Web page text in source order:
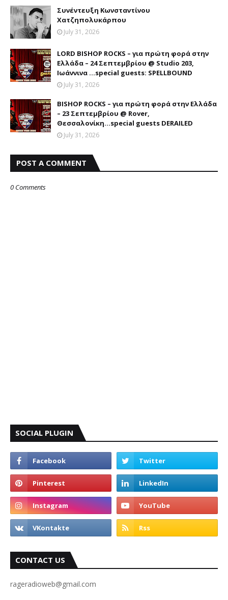
Συνέντευξη Κωνσταντίνου
Χατζηπολυκάρπου
July 31, 2026
LORD BISHOP ROCKS – για πρώτη φορά στην
Ελλάδα – 24 Σεπτεμβρίου @ Studio 203,
Ιωάννινα …special guests: SPELLBOUND
July 31, 2026
BISHOP ROCKS – για πρώτη φορά στην Ελλάδα
– 23 Σεπτεμβρίου @ Rover,
Θεσσαλονίκη...special guests DERAILED
July 31, 2026
POST A COMMENT
0 Comments
SOCIAL PLUGIN
CONTACT US
rageradioweb@gmail.com